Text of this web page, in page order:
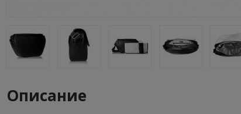
Описание